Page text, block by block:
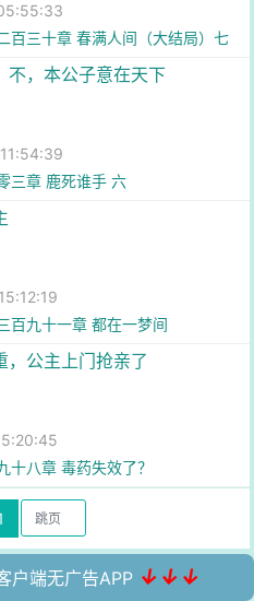
百三十章 春满人间（大结局）七
不，本公子意在天下
三章 鹿死谁手 六
百九十一章 都在一梦间
公主上门抢亲了
十八章 毒药失效了？
户端无广告APP ↓↓↓